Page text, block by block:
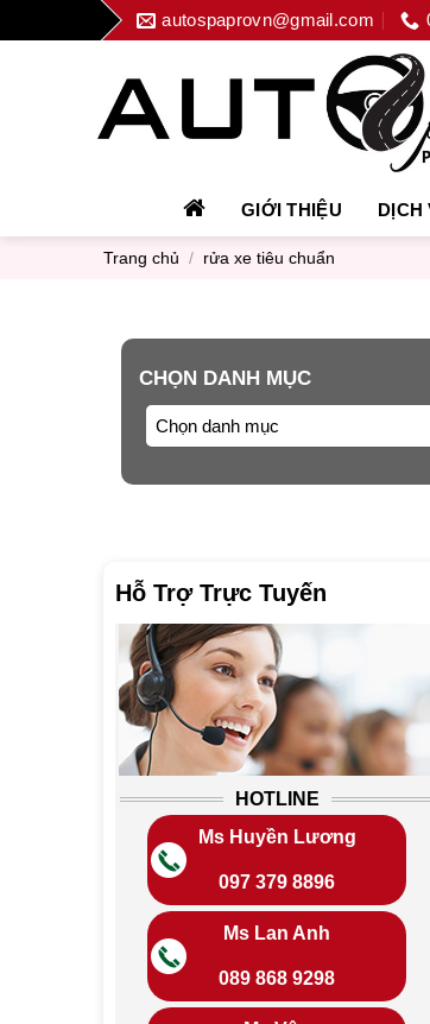
to
autospaprovn@gmail.com
GIỚI THIỆU DỊCH
Trang chủ / rửa xe tiêu chuẩn
CHỌN DANH MỤC
Chọn danh mục
Hỗ Trợ Trực Tuyến
HOTLINE
Ms Huyền Lương
097 379 8896
Ms Lan Anh
089 868 9298